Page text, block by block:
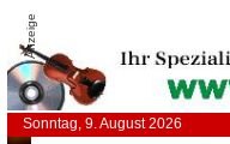
Anzeige
Sonntag, 9. August 2026